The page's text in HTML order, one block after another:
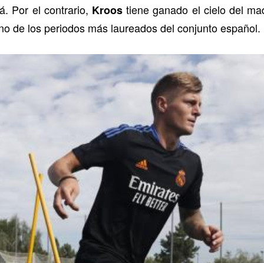
Por el contrario, Kroos tiene ganado el cielo del
de los periodos más laureados del conjunto español.